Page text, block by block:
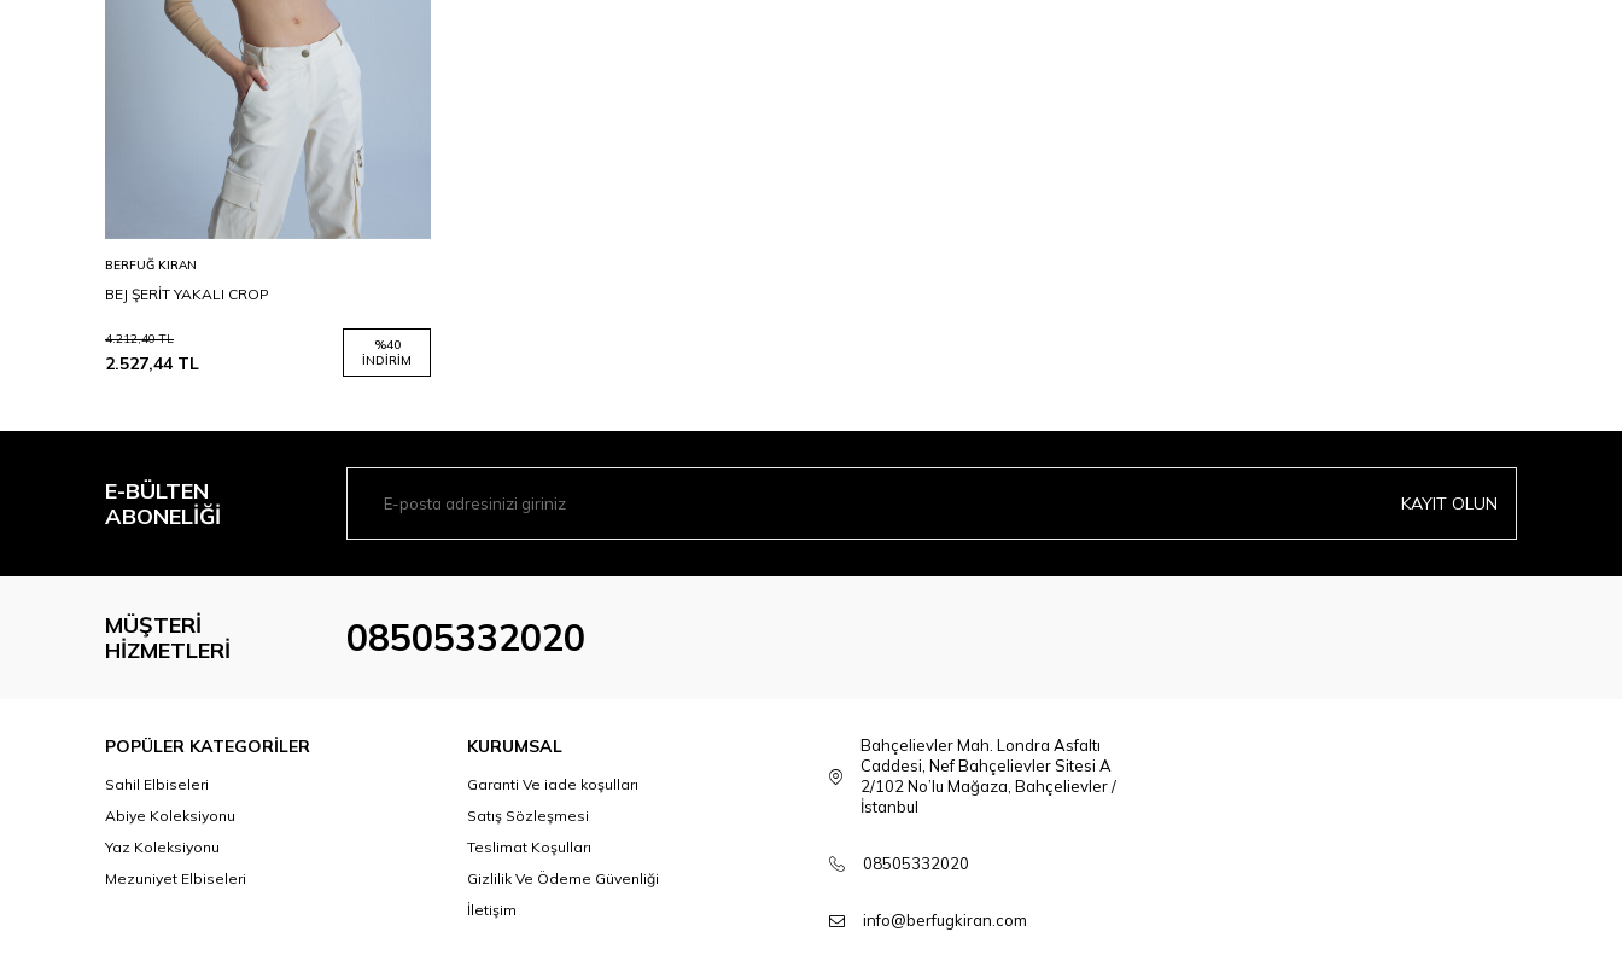
BERFUĞ KIRAN
BEJ ŞERİT YAKALI CROP
4.212,40TL
2.527,44 TL
%40
İNDIRIM
E-BÜLTEN
ABONELIĞI
KAYIT OLUN
MÜŞTERI
HIZMETLERI
08505332020
POPÜLER KATEGORİLER
Sahil Elbiseleri
Abiye Koleksiyonu
Yaz Koleksiyonu
Mezuniyet Elbiseleri
KURUMSAL
Garanti Ve iade koşulları
Satış Sözleşmesi
Teslimat Koşulları
Gizlilik Ve Ödeme Güvenliği
İletişim
Bahçelievler Mah. Londra Asfaltı
Caddesi, Nef Bahçelievler Sitesi A
2/102 No’lu Mağaza, Bahçelievler /
İstanbul
08505332020
info@berfugkiran.com